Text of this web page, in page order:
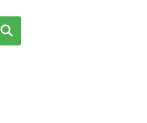
検索